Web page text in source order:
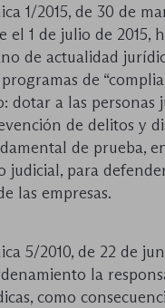
1/2015, de 30 de
el 1 de julio de 2015,
de actualidad
de
dotar a las personas
de delitos y
de prueba,
judicial, para
las empresas.
5/2010, de 22 de
la
como